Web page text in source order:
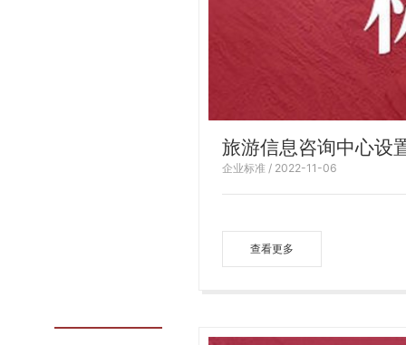
旅游信息咨询中心设
企业标准 / 2022-11-06
查看更多